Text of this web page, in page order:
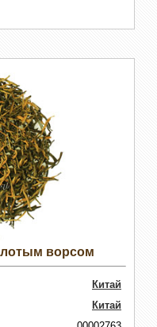
ворсом
Китай
Китай